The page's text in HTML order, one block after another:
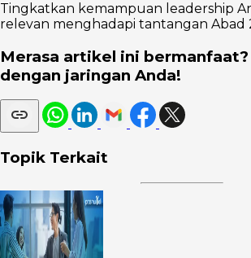
Tingkatkan kemampuan leadership
relevan menghadapi tantangan Abad
Merasa artikel ini
dengan jaringan Anda!
Topik Terkait